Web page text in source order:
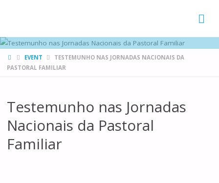
HOMEEVENT
TESTEMUNHO NAS JORNADAS NACIONAIS DA
PASTORAL FAMILIAR
Testemunho nas Jornadas
Nacionais da Pastoral
Familiar